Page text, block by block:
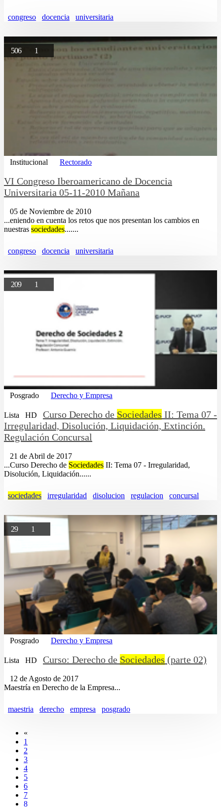
congreso docencia universitaria
506 1
Institucional Rectorado
VI Congreso Iberoamericano de Docencia
Universitaria 05-11-2010 Mañana
05 de Noviembre de 2010
...eniendo en cuenta los retos que nos presentan los cambios en
nuestras sociedades.......
congreso docencia universitaria
209 1
Posgrado Derecho y Empresa
Lista HD Curso Derecho de Sociedades II: Tema 07 -
Irregularidad, Disolución, Liquidación, Extinción.
Regulación Concursal
21 de Abril de 2017
...Curso Derecho de Sociedades II: Tema 07 - Irregularidad,
Disolución, Liquidación......
sociedades irregularidad disolucion regulacion concursal
29 1
Posgrado Derecho y Empresa
Lista HD Curso: Derecho de Sociedades (parte 02)
12 de Agosto de 2017
Maestría en Derecho de la Empresa...
maestria derecho empresa posgrado
«
1
2
3
4
5
6
7
8